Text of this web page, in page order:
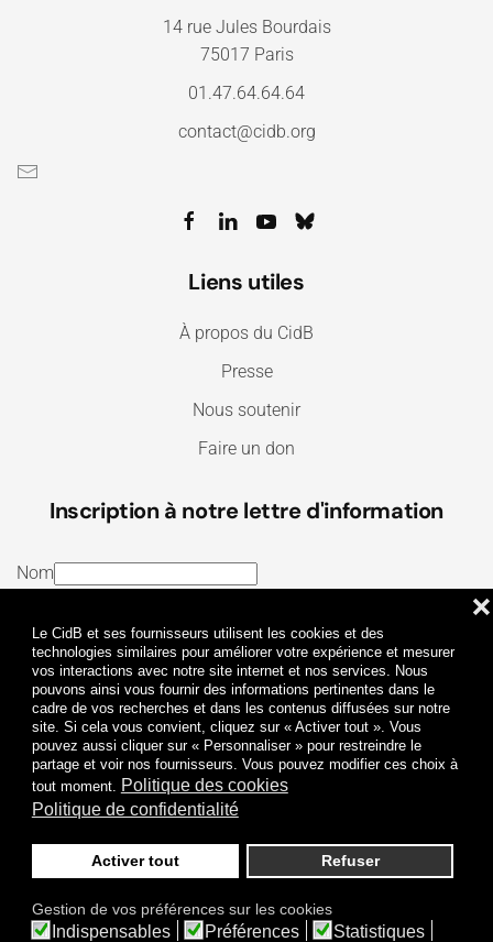
Le CidB et ses fournisseurs utilisent les cookies et des
technologies similaires pour améliorer votre expérience et mesurer
vos interactions avec notre site internet et nos services. Nous
pouvons ainsi vous fournir des informations pertinentes dans le
cadre de vos recherches et dans les contenus diffusées sur notre
site. Si cela vous convient, cliquez sur « Activer tout ». Vous
pouvez aussi cliquer sur « Personnaliser » pour restreindre le
partage et voir nos fournisseurs. Vous pouvez modifier ces choix à
tout moment. Politique des cookies
Politique de confidentialité
Activer tout Refuser
❌
Gestion de vos préférences sur les cookies
Indispensables Préférences Statistiques
14 rue Jules Bourdais
75017 Paris
01.47.64.64.64
contact@cidb.org
Liens utiles
À propos du CidB
Presse
Nous soutenir
Faire un don
Inscription à notre lettre d'information
Nom
J’ai lu et j’accepte lesTermes et conditionset la
Politique de confidentialité
Je m'abonne
© 2009-2026 CidB. Tous droits réservés.